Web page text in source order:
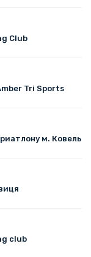
Club
Tri Sports
м. Ковель
club